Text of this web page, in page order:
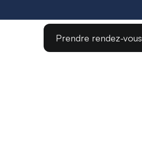
Prendre rendez-vous